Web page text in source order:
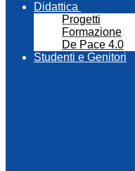
Didattica
Progetti
Formazione
De Pace 4.0
Studenti e Genitori